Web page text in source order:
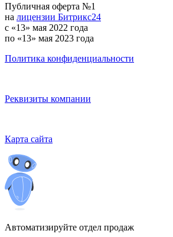
Публичная оферта №1
на лицензии Битрикс24
с «13» мая 2022 года
по «13» мая 2023 года
Политика конфиденциальности
Реквизиты компании
Карта сайта
Автоматизируйте отдел продаж